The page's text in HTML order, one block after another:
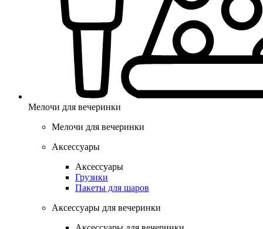
Мелочи для вечеринки
Мелочи для вечеринки
Аксессуары
Аксессуары
Грузики
Пакеты для шаров
Аксессуары для вечеринки